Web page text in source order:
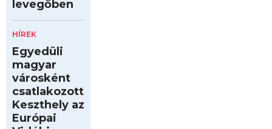
levegőben
HÍREK
Egyedüli
magyar
városként
csatlakozott
Keszthely az
Európai